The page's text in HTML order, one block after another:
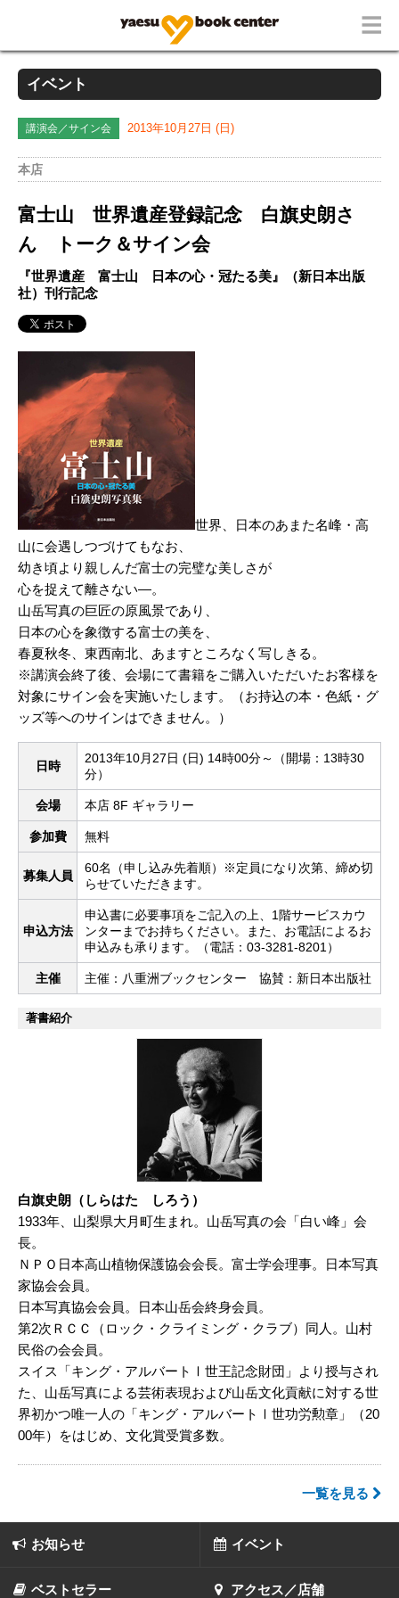
イベント
講演会／サイン会 2013年10月27日 (日)
本店
富士山 世界遺産登録記念 白旗史朗さ
ん トーク＆サイン会
『世界遺産 富士山 日本の心・冠たる美』（新日本出版
社）刊行記念
世界、日本のあまた名峰・高
山に会遇しつづけてもなお、
幼き頃より親しんだ富士の完璧な美しさが
心を捉えて離さない―。
山岳写真の巨匠の原風景であり、
日本の心を象徴する富士の美を、
春夏秋冬、東西南北、あますところなく写しきる。
※講演会終了後、会場にて書籍をご購入いただいたお客様を
対象にサイン会を実施いたします。（お持込の本・色紙・グ
ッズ等へのサインはできません。）
日時
2013年10月27日 (日) 14時00分～（開場：13時30
分）
会場 本店 8F ギャラリー
参加費 無料
募集人員
60名（申し込み先着順）※定員になり次第、締め切
らせていただきます。
申込方法
申込書に必要事項をご記入の上、1階サービスカウ
ンターまでお持ちください。また、お電話によるお
申込みも承ります。（電話：03-3281-8201）
主催 主催：八重洲ブックセンター 協賛：新日本出版社
著書紹介
白旗史朗（しらはた しろう）
1933年、山梨県大月町生まれ。山岳写真の会「白い峰」会
長。
ＮＰＯ日本高山植物保護協会会長。富士学会理事。日本写真
家協会会員。
日本写真協会会員。日本山岳会終身会員。
第2次ＲＣＣ（ロック・クライミング・クラブ）同人。山村
民俗の会会員。
スイス「キング・アルバートⅠ世王記念財団」より授与され
た、山岳写真による芸術表現および山岳文化貢献に対する世
界初かつ唯一人の「キング・アルバートⅠ世功労勲章」（20
00年）をはじめ、文化賞受賞多数。
一覧を見る
お知らせ イベント
ベストセラー アクセス／店舗